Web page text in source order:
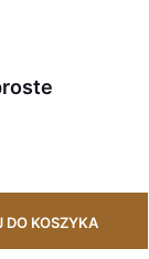
DO KOSZYKA